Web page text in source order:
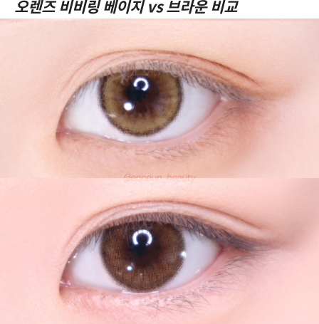
오렌즈 비비링 베이지 vs 브라운 비교